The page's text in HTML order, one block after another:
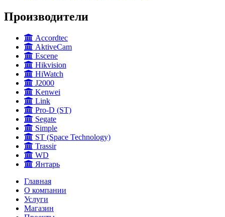
Производители
Accordtec
AktiveCam
Escene
Hikvision
HiWatch
J2000
Kenwei
Link
Pro-D (ST)
Segate
Simple
ST (Space Technology)
Trassir
WD
Янтарь
Главная
О компании
Услуги
Магазин